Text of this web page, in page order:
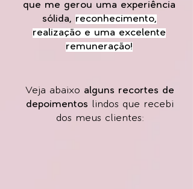
que me gerou uma experiência
sólida, reconhecimento,
realização e uma excelente
remuneração!
Veja abaixo alguns recortes de
depoimentos lindos que recebi
dos meus clientes: